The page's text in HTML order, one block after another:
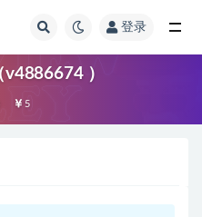
登录
）
5